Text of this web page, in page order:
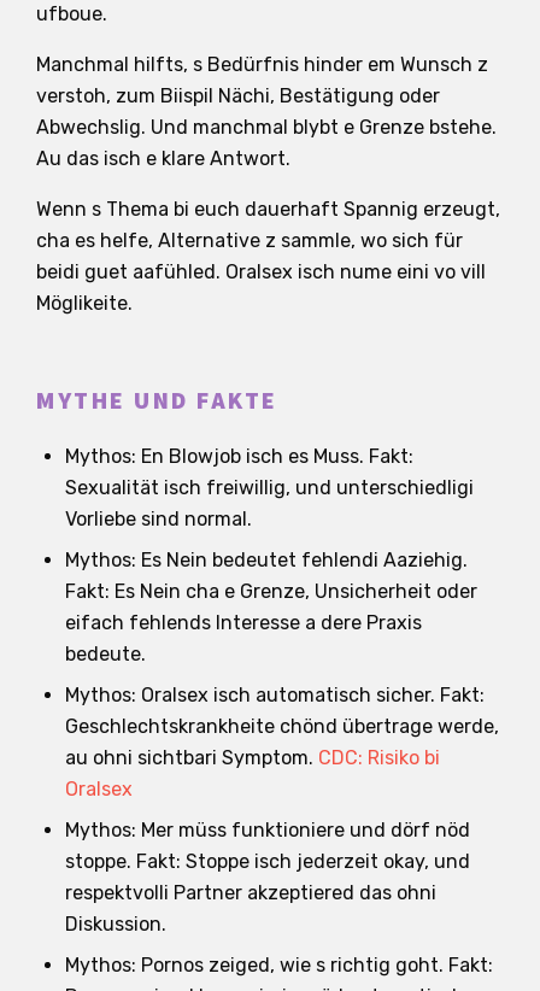
ufboue.
Manchmal hilfts, s Bedürfnis hinder em Wunsch z
verstoh, zum Biispil Nächi, Bestätigung oder
Abwechslig. Und manchmal blybt e Grenze bstehe.
Au das isch e klare Antwort.
Wenn s Thema bi euch dauerhaft Spannig erzeugt,
cha es helfe, Alternative z sammle, wo sich für
beidi guet aafühled. Oralsex isch nume eini vo vill
Möglikeite.
MYTHE UND FAKTE
Mythos: En Blowjob isch es Muss. Fakt:
Sexualität isch freiwillig, und unterschiedligi
Vorliebe sind normal.
Mythos: Es Nein bedeutet fehlendi Aaziehig.
Fakt: Es Nein cha e Grenze, Unsicherheit oder
eifach fehlends Interesse a dere Praxis
bedeute.
Mythos: Oralsex isch automatisch sicher. Fakt:
Geschlechtskrankheite chönd übertrage werde,
au ohni sichtbari Symptom. CDC: Risiko bi
Oralsex
Mythos: Mer müss funktioniere und dörf nöd
stoppe. Fakt: Stoppe isch jederzeit okay, und
respektvolli Partner akzeptiered das ohni
Diskussion.
Mythos: Pornos zeiged, wie s richtig goht. Fakt: